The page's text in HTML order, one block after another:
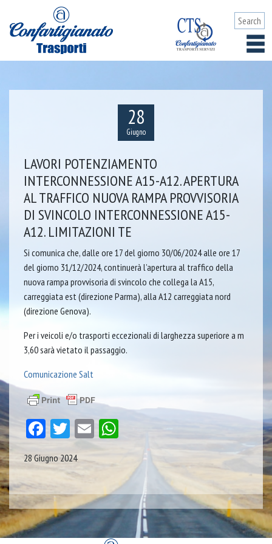
28
Giugno
LAVORI POTENZIAMENTO
INTERCONNESSIONE A15-A12. APERTURA
AL TRAFFICO NUOVA RAMPA PROVVISORIA
DI SVINCOLO INTERCONNESSIONE A15-
A12. LIMITAZIONI TE
Si comunica che, dalle ore 17 del giorno 30/06/2024 alle ore 17
del giorno 31/12/2024, continuerà l’apertura al traffico della
nuova rampa provvisoria di svincolo che collega la A15,
carreggiata est (direzione Parma), alla A12 carreggiata nord
(direzione Genova).
Per i veicoli e/o trasporti eccezionali di larghezza superiore a m
3,60 sarà vietato il passaggio.
Comunicazione Salt
Facebook
Twitter
Email
28 Giugno 2024